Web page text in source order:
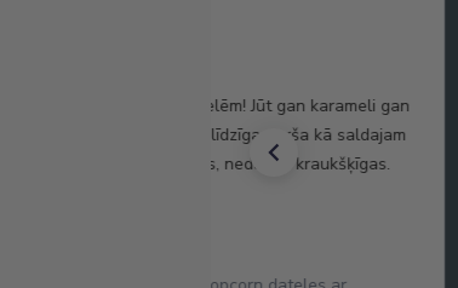
Vienas no garšīgākajām datelēm! Jūt gan karameli gan
popkorna graudiņus, ļooooti līdzīga garša kā saldajam
popkornam kinoteātrī. Saldas, nedaudz kraukšķīgas.